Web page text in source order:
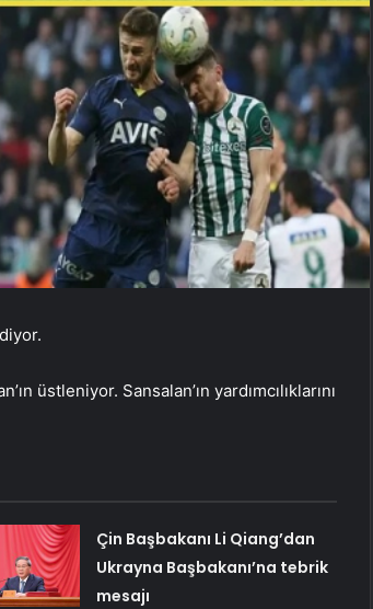
üstleniyor. Sansalan’ın yardımcılıklarını
Çin Başbakanı Li Qiang’dan
Ukrayna Başbakanı’na tebrik
mesajı